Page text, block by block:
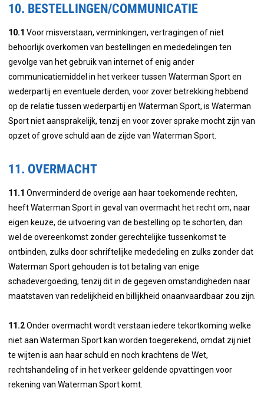
10. BESTELLINGEN/COMMUNICATIE
10.1 Voor misverstaan, verminkingen, vertragingen of niet
behoorlijk overkomen van bestellingen en mededelingen ten
gevolge van het gebruik van internet of enig ander
communicatiemiddel in het verkeer tussen Waterman Sport en
wederpartij en eventuele derden, voor zover betrekking hebbend
op de relatie tussen wederpartij en Waterman Sport, is Waterman
Sport niet aansprakelijk, tenzij en voor zover sprake mocht zijn van
opzet of grove schuld aan de zijde van Waterman Sport.
11. OVERMACHT
11.1 Onverminderd de overige aan haar toekomende rechten,
heeft Waterman Sport in geval van overmacht het recht om, naar
eigen keuze, de uitvoering van de bestelling op te schorten, dan
wel de overeenkomst zonder gerechtelijke tussenkomst te
ontbinden, zulks door schriftelijke mededeling en zulks zonder dat
Waterman Sport gehouden is tot betaling van enige
schadevergoeding, tenzij dit in de gegeven omstandigheden naar
maatstaven van redelijkheid en billijkheid onaanvaardbaar zou zijn.
11.2Onder overmacht wordt verstaan iedere tekortkoming welke
niet aan Waterman Sport kan worden toegerekend, omdat zij niet
te wijten is aan haar schuld en noch krachtens de Wet,
rechtshandeling of in het verkeer geldende opvattingen voor
rekening van Waterman Sport komt.